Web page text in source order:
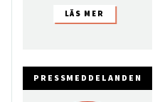
PRESSMEDDELANDEN